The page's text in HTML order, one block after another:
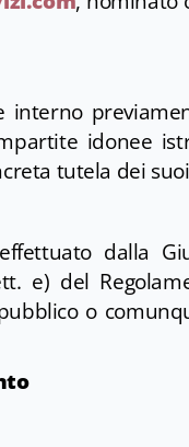
idonee
tutela dei
dalla
e) del
o